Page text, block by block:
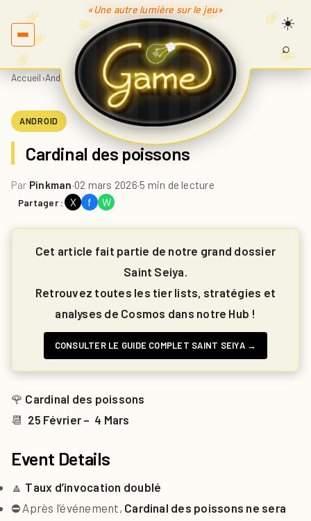
«Une autre lumière sur le jeu»
⌕
Accueil›Android› Cardinal des poissons
ANDROID
Cardinal des poissons
Par Pinkman·02 mars 2026·5 min de lecture
Partager : X f W
Cet article fait partie de notre grand dossier
Saint Seiya.
Retrouvez toutes les tier lists, stratégies et
analyses de Cosmos dans notre Hub !
CONSULTER LE GUIDE COMPLET SAINT SEIYA →
🌹 Cardinal des poissons
📆 25 Février – 4 Mars
Event Details
🔼 Taux d’invocation doublé
⛔ Après l’événement, Cardinal des poissons ne sera